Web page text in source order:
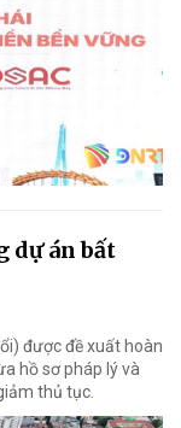
dự án bất
được đề xuất hoàn
hồ sơ pháp lý và
thủ tục.